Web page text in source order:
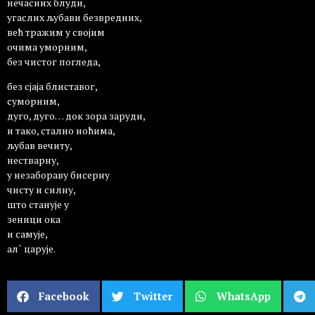
угаслих љубави безвредних,
већ тражим у својим
очима уморним,
без чистог погледа,
без сјаја блиставог,
суморним,
дуго, дуго… док зора заруди,
и тако, стално ноћима,
љубав вечиту,
нестварну,
у незабораву бисерну
чисту и силну,
што станује у
зеници ока
и самује,
ал` царује.
Facebook Twitter WhatsApp